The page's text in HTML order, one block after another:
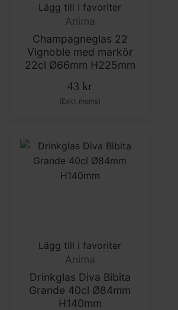
Lägg till i favoriter
Anima
Champagneglas 22
Vignoble med markör
22cl Ø66mm H225mm
43 kr
(Exkl. moms)
Lägg till i favoriter
Anima
Drinkglas Diva Bibita
Grande 40cl Ø84mm
H140mm